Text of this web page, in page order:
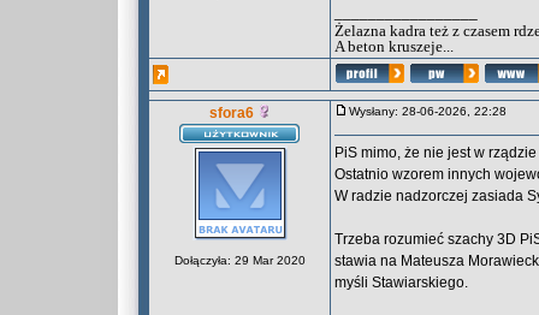
Żelazna kadra też z czasem
A beton kruszeje...
sfora6
Dołączyła: 29 Mar 2020
Wysłany: 28-06-2026, 22:28
PiS mimo, że nie jest w
Ostatnio wzorem innych
W radzie nadzorczej zasiada
Trzeba rozumieć szachy 3D
stawia na Mateusza
myśli Stawiarskiego.